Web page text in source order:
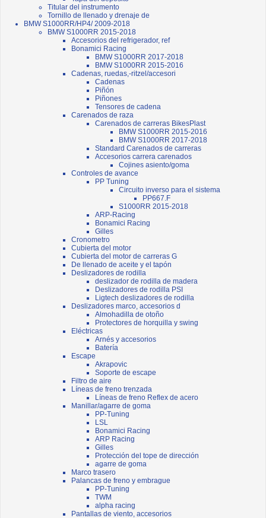
Titular del instrumento
Tornillo de llenado y drenaje de
BMW S1000RR/HP4/ 2009-2018
BMW S1000RR 2015-2018
Accesorios del refrigerador, ref
Bonamici Racing
BMW S1000RR 2017-2018
BMW S1000RR 2015-2016
Cadenas, ruedas,-ritzel/accesori
Cadenas
Piñón
Piñones
Tensores de cadena
Carenados de raza
Carenados de carreras BikesPlast
BMW S1000RR 2015-2016
BMW S1000RR 2017-2018
Standard Carenados de carreras
Accesorios carrera carenados
Cojines asiento/goma
Controles de avance
PP Tuning
Circuito inverso para el sistema
PP667.F
S1000RR 2015-2018
ARP-Racing
Bonamici Racing
Gilles
Cronometro
Cubierta del motor
Cubierta del motor de carreras G
De llenado de aceite y el tapón
Deslizadores de rodilla
deslizador de rodilla de madera
Deslizadores de rodilla PSI
Ligtech deslizadores de rodilla
Deslizadores marco, accesorios d
Almohadilla de otoño
Protectores de horquilla y swing
Eléctricas
Arnés y accesorios
Batería
Escape
Akrapovic
Soporte de escape
Filtro de aire
Líneas de freno trenzada
Líneas de freno Reflex de acero
Manillar/agarre de goma
PP-Tuning
LSL
Bonamici Racing
ARP Racing
Gilles
Protección del tope de dirección
agarre de goma
Marco trasero
Palancas de freno y embrague
PP-Tuning
TWM
alpha racing
Pantallas de viento, accesorios